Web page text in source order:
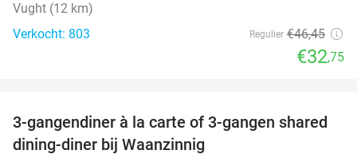
Vught (12 km)
Verkocht: 803
Regulier €46,45
€32,75
39%
3-gangendiner à la carte of 3-gangen shared
dining-diner bij Waanzinnig